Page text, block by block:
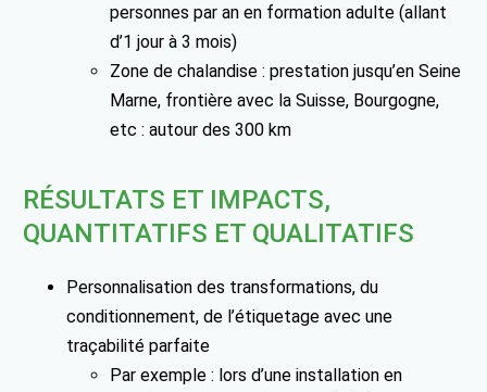
personnes par an en formation adulte (allant
d’1 jour à 3 mois)
Zone de chalandise : prestation jusqu’en Seine
Marne, frontière avec la Suisse, Bourgogne,
etc : autour des 300 km
RÉSULTATS ET IMPACTS,
QUANTITATIFS ET QUALITATIFS
Personnalisation des transformations, du
conditionnement, de l’étiquetage avec une
traçabilité parfaite
Par exemple : lors d’une installation en